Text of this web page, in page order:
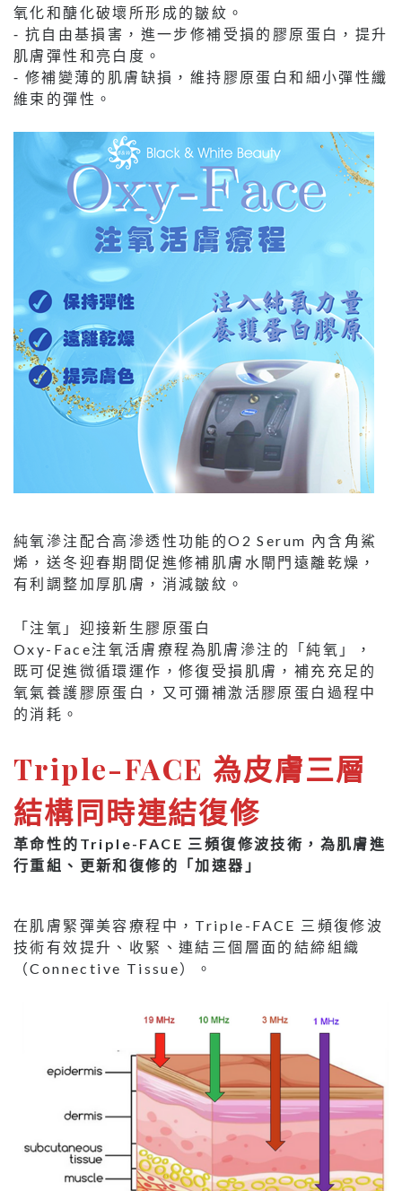
氧化和醣化破壞所形成的皺紋。
⁃ 抗自由基損害，進一步修補受損的膠原蛋白，提升
肌膚彈性和亮白度。
⁃ 修補變薄的肌膚缺損，維持膠原蛋白和細小彈性纖
維束的彈性。
純氧滲注配合高滲透性功能的O2 Serum 內含角鯊
烯，送冬迎春期間促進修補肌膚水閘門遠離乾燥，
有利調整加厚肌膚，消減皺紋。
「注氧」迎接新生膠原蛋白
Oxy-Face注氧活膚療程為肌膚滲注的「純氧」，
既可促進微循環運作，修復受損肌膚，補充充足的
氧氣養護膠原蛋白，又可彌補激活膠原蛋白過程中
的消耗。
Triple-FACE 為皮膚三層
結構同時連結復修
革命性的Triple-FACE 三頻復修波技術，為肌膚進
行重組、更新和復修的「加速器」
在肌膚緊彈美容療程中，Triple-FACE 三頻復修波
技術有效提升、收緊、連結三個層面的結締組織
（Connective Tissue）。